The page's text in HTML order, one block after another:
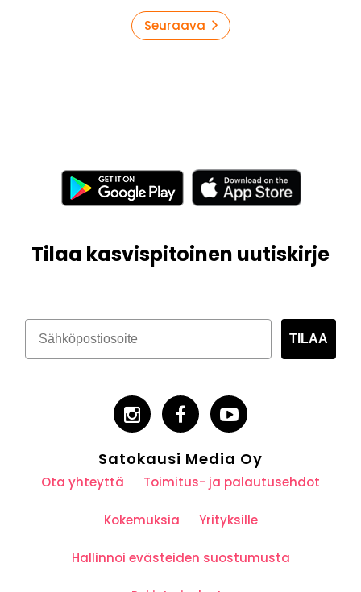
Seuraava
Tilaa kasvispitoinen uutiskirje
TILAA
Satokausi Media Oy
Ota yhteyttä Toimitus- ja palautusehdot
Kokemuksia Yrityksille
Hallinnoi evästeiden suostumusta